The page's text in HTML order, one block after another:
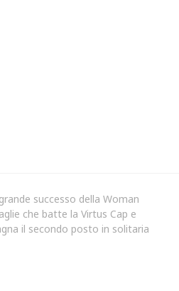
successo della Woman
che batte la Virtus Cap e
il secondo posto in solitaria